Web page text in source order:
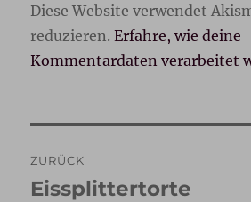
Diese Website verwendet
reduzieren.Erfahre, wie deine
Kommentardaten verarbeitet
ZURÜCK
Vorheriger
Eissplittertorte